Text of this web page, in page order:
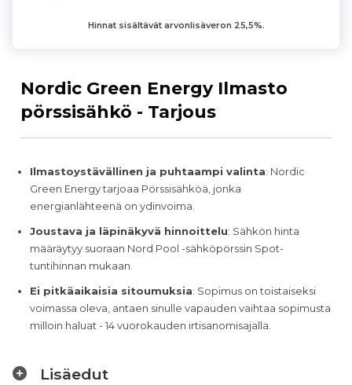
Hinnat sisältävät arvonlisäveron 25,5%.
Nordic Green Energy Ilmasto
pörssisähkö - Tarjous
Ilmastoystävällinen ja puhtaampi valinta: Nordic
Green Energy tarjoaa Pörssisähköä, jonka
energianlähteenä on ydinvoima.
Joustava ja läpinäkyvä hinnoittelu: Sähkön hinta
määräytyy suoraan Nord Pool -sähköpörssin Spot-
tuntihinnan mukaan.
Ei pitkäaikaisia sitoumuksia: Sopimus on toistaiseksi
voimassa oleva, antaen sinulle vapauden vaihtaa sopimusta
milloin haluat - 14 vuorokauden irtisanomisajalla.
Lisäedut